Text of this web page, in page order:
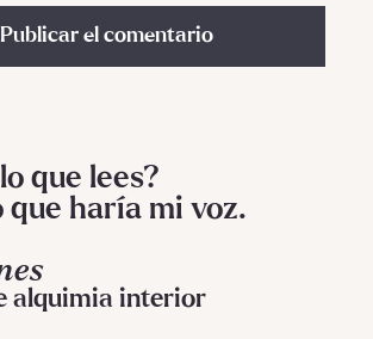
que lees?
que haría mi voz.
alquimia interior